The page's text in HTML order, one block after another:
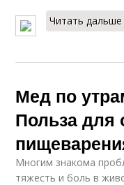
Читать
Мед по
Польза для
Многим знакома
тяжесть и боль в